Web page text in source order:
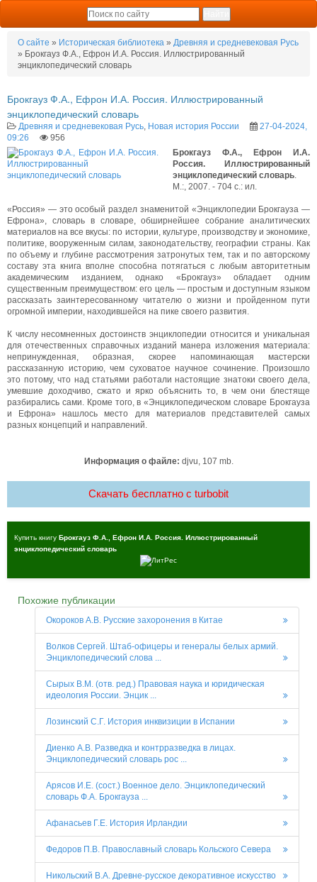
О сайте » Историческая библиотека » Древняя и средневековая Русь
» Брокгауз Ф.А., Ефрон И.А. Россия. Иллюстрированный
энциклопедический словарь
Брокгауз Ф.А., Ефрон И.А. Россия. Иллюстрированный
энциклопедический словарь
Древняя и средневековая Русь Новая история России
27-04-2024,
09:26
956
Брокгауз Ф.А., Ефрон И.А.
Россия. Иллюстрированный
энциклопедический словарь
М.:, 2007. - 704 с.: ил.
«Россия» — это особый раздел знаменитой «Энциклопедии Брокгауза —
Ефрона», словарь в словаре, обширнейшее собрание аналитических
материалов на все вкусы: по истории, культуре, производству и экономике,
политике, вооруженным силам, законодательству, географии страны. Как
по объему и глубине рассмотрения затронутых тем, так и по авторскому
составу эта книга вполне способна потягаться с любым авторитетным
академическим изданием, однако «Брокгауз» обладает одним
существенным преимуществом: его цель — простым и доступным языком
рассказать заинтересованному читателю о жизни и пройденном пути
огромной империи, находившейся на пике своего развития.
К числу несомненных достоинств энциклопедии относится и уникальная
для отечественных справочных изданий манера изложения материала:
непринужденная, образная, скорее напоминающая мастерски
рассказанную историю, чем суховатое научное сочинение. Произошло
это потому, что над статьями работали настоящие знатоки своего дела,
умевшие доходчиво, сжато и ярко объяснить то, в чем они блестяще
разбирались сами. Кроме того, в «Энциклопедическом словаре Брокгауза
и Ефрона» нашлось место для материалов представителей самых
разных концепций и направлений.
Информация о файле: djvu, 107 mb.
Скачать бесплатно c turbobit
Купить книгу Брокгауз Ф.А., Ефрон И.А. Россия. Иллюстрированный
энциклопедический словарь
Похожие публикации
Окороков А.В. Русские захоронения в Китае
Волков Сергей. Штаб-офицеры и генералы белых армий.
Энциклопедический слова ...
Сырых В.М. (отв. ред.) Правовая наука и юридическая
идеология России. Энцик ...
Лозинский С.Г. История инквизиции в Испании
Диенко А.В. Разведка и контрразведка в лицах.
Энциклопедический словарь рос ...
Арясов И.Е. (сост.) Военное дело. Энциклопедический
словарь Ф.А. Брокгауза ...
Афанасьев Г.Е. История Ирландии
Федоров П.В. Православный словарь Кольского Севера
Никольский В.А. Древне-русское декоративное искусство